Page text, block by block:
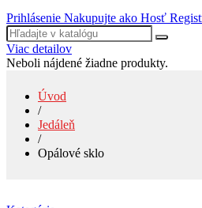
Prihlásenie Nakupujte ako Hosť
Viac detailov
Neboli nájdené žiadne produkty.
Úvod
/
Jedáleň
/
Opálové sklo